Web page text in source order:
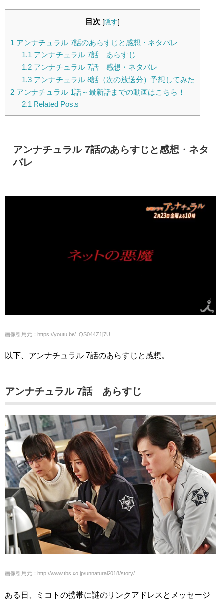
目次 [隠す]
1 アンナチュラル 7話のあらすじと感想・ネタバレ
1.1 アンナチュラル 7話 あらすじ
1.2アンナチュラル 7話 感想・ネタバレ
1.3アンナチュラル 8話（次の放送分）予想してみた
2 アンナチュラル 1話～最新話までの動画はこちら！
2.1 Related Posts
アンナチュラル 7話のあらすじと感想・ネタ
バレ
画像引用元：https://youtu.be/_QS044Z1j7U
以下、アンナチュラル 7話のあらすじと感想。
アンナチュラル 7話 あらすじ
画像引用元：http://www.tbs.co.jp/unnatural2018/story/
ある日、ミコトの携帯に謎のリンクアドレスとメッセージ